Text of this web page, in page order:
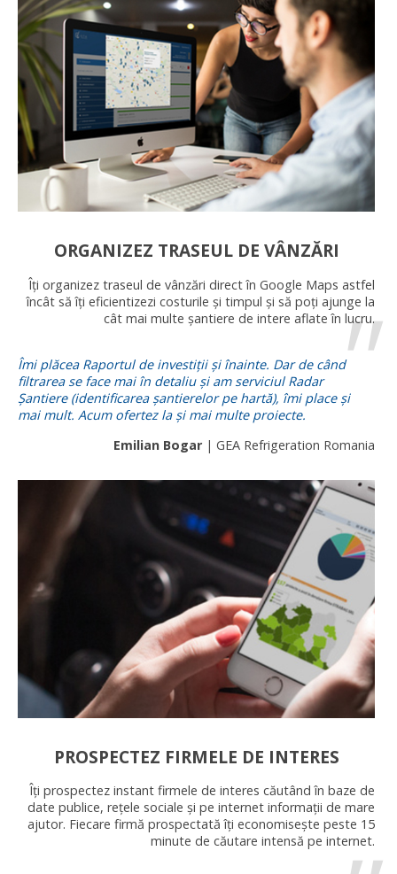
ORGANIZEZ TRASEUL DE VÂNZĂRI
Îți organizez traseul de vânzări direct în Google Maps astfel
încât să îți eficientizezi costurile și timpul și să poți ajunge la
cât mai multe șantiere de intere aflate în lucru.
Îmi plăcea Raportul de investiții și înainte. Dar de când
filtrarea se face mai în detaliu și am serviciul Radar
Șantiere (identificarea șantierelor pe hartă), îmi place și
mai mult. Acum ofertez la și mai multe proiecte.
Emilian Bogar | GEA Refrigeration Romania
PROSPECTEZ FIRMELE DE INTERES
Îți prospectez instant firmele de interes căutând în baze de
date publice, rețele sociale și pe internet informații de mare
ajutor. Fiecare firmă prospectată îți economisește peste 15
minute de căutare intensă pe internet.